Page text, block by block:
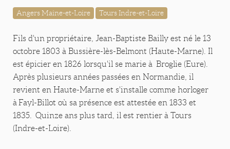
Angers Maine-et-Loire Tours Indre-et-Loire
Fils d'un propriétaire, Jean-Baptiste Bailly est né le 13
octobre 1803 à Bussière-lès-Belmont (Haute-Marne). Il
est épicier en 1826 lorsqu'il se marie à Broglie (Eure).
Après plusieurs années passées en Normandie, il
revient en Haute-Marne et s'installe comme horloger
à Fayl-Billot où sa présence est attestée en 1833 et
1835. Quinze ans plus tard, il est rentier à Tours
(Indre-et-Loire).